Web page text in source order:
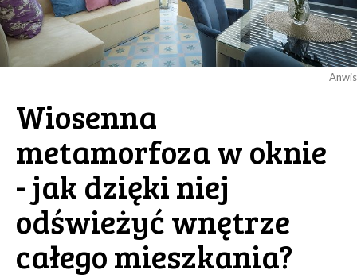
Anwis
Wiosenna
metamorfoza w oknie
- jak dzięki niej
odświeżyć wnętrze
całego mieszkania?